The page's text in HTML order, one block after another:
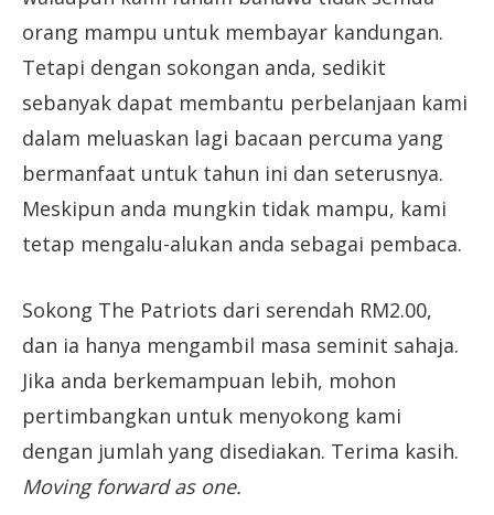
orang mampu untuk membayar kandungan.
Tetapi dengan sokongan anda, sedikit
sebanyak dapat membantu perbelanjaan kami
dalam meluaskan lagi bacaan percuma yang
bermanfaat untuk tahun ini dan seterusnya.
Meskipun anda mungkin tidak mampu, kami
tetap mengalu-alukan anda sebagai pembaca.
Sokong The Patriots dari serendah RM2.00,
dan ia hanya mengambil masa seminit sahaja.
Jika anda berkemampuan lebih, mohon
pertimbangkan untuk menyokong kami
dengan jumlah yang disediakan. Terima kasih.
Moving forward as one.